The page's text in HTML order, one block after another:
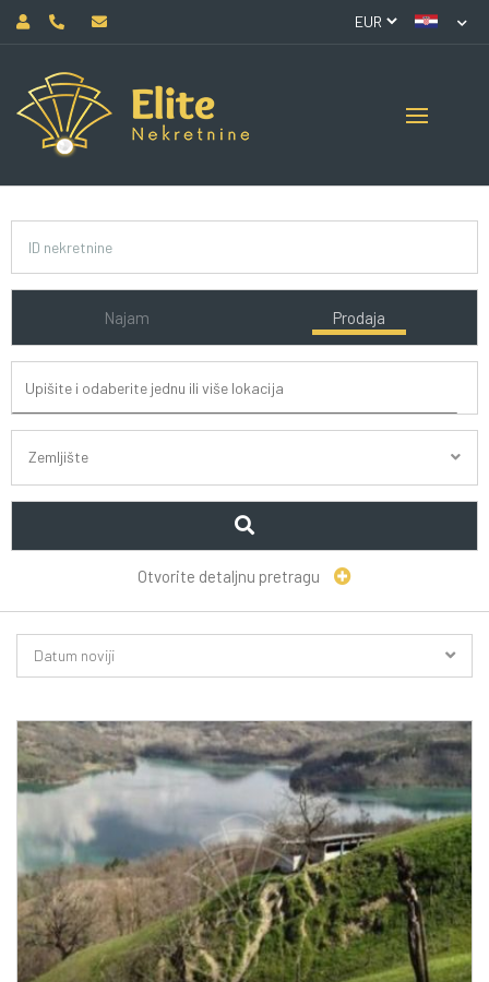
Najam Prodaja
Zemljište
Otvorite detaljnu pretragu
Datum noviji